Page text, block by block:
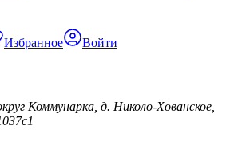
Избранное Войти
Коммунарка, д. Николо-Хованское,